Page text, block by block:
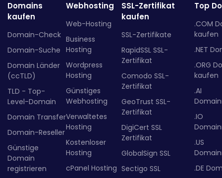
Domains
kaufen
Domain-Check
Domain-Suche
Domain Länder
(ccTLD)
TLD - Top-
Level-Domain
Domain Transfer
Domain-Reseller
Günstige
Domain
registrieren
Webhosting
Web-Hosting
Business
Hosting
Wordpress
Hosting
Günstiges
Webhosting
Verwaltetes
Hosting
Kostenloser
Hosting
cPanel Hosting
SSL-Zertifikat
kaufen
SSL-Zertifikate
RapidSSL SSL-
Zertifikat
Comodo SSL-
Zertifikat
GeoTrust SSL-
Zertifikat
DigiCert SSL
Zertifikat
GlobalSign SSL
Sectigo SSL
Top
.COM
kaufen
.NET
.ORG
kaufen
.AI
.IO
.US
.DE